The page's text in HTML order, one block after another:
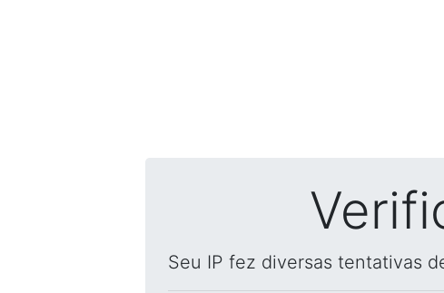
Seu IP fez diversas tentativas